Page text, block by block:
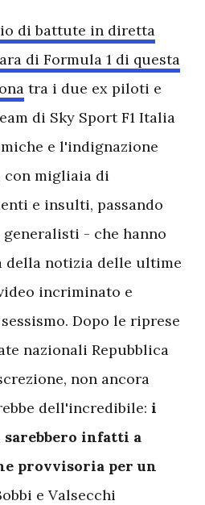
di battute in diretta
di Formula 1 di questa
tra i due ex piloti e
di Sky Sport F1 Italia
e l'indignazione
con migliaia di
e insulti, passando
- che hanno
della notizia delle ultime
incriminato e
Dopo le riprese
nazionali Repubblica
non ancora
dell'incredibile: i
infatti a
provvisoria per un
e Valsecchi